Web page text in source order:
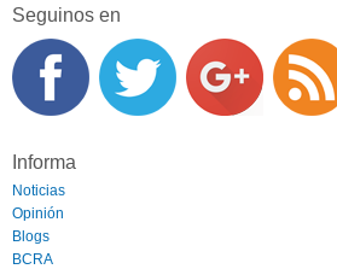
Seguinos en
Informa
Noticias
Opinión
Blogs
BCRA